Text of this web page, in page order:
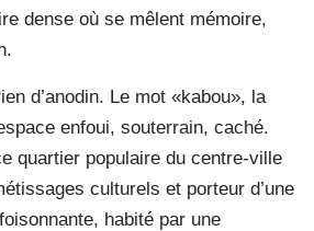
dense où se mêlent mémoire,
d’anodin. Le mot «kabou», la
enfoui, souterrain, caché.
quartier populaire du centre-ville
culturels et porteur d’une
habité par une